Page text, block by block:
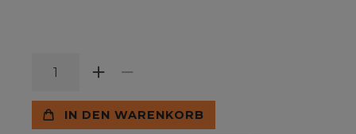
IN DEN WARENKORB